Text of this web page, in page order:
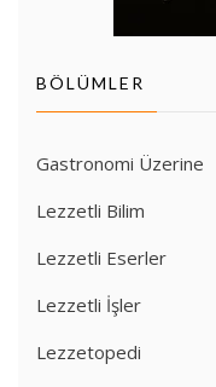
BÖLÜMLER
Gastronomi Üzerine
Lezzetli Bilim
Lezzetli Eserler
Lezzetli İşler
Lezzetopedi